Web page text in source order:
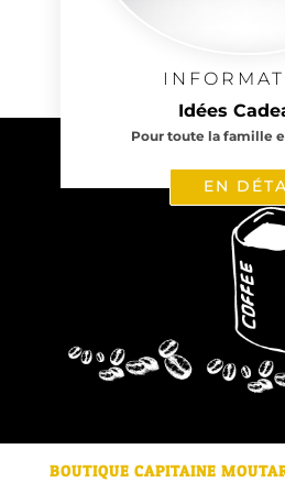
Idées
Pour toute la famille
EN
BOUTIQUE CAPITAINE